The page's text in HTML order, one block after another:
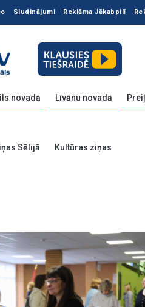
Sludinājumi Reklāma Jēkabpilī
novadā Līvānu novadā
Sēlijā Kultūras ziņas